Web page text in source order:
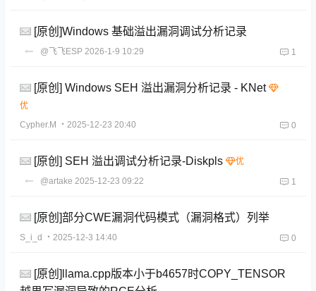
[原创]Windows 基础溢出漏洞调试分析记录
@飞飞ESP 2026-1-9 10:29 1
[原创] Windows SEH 溢出漏洞分析记录 - KNet
Cypher.M ・2025-12-23 20:40 0
[原创] SEH 溢出调试分析记录-Diskpls
@artake 2025-12-23 09:22 1
[原创]部分CWE漏洞代码模式（漏洞格式）列举
S_i_d ・2025-12-3 14:40 0
[原创]llama.cpp版本小于b4657时COPY_TENSOR